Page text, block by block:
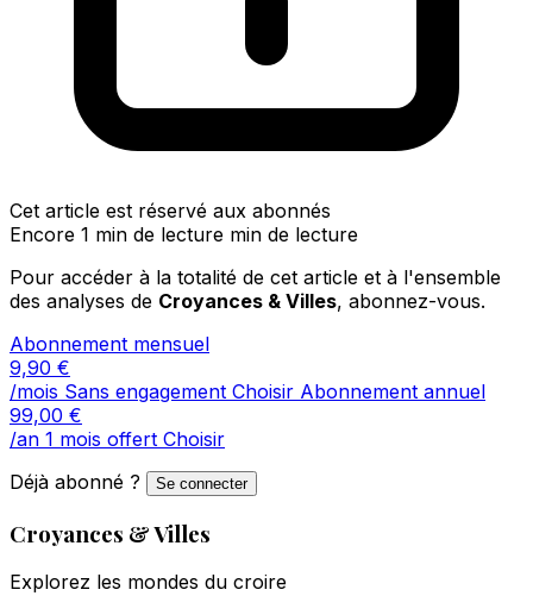
Cet article est réservé aux abonnés
Encore 1 min de lecture min de lecture
Pour accéder à la totalité de cet article et à l'ensemble
des analyses de Croyances & Villes, abonnez-vous.
Abonnement mensuel
9,90 €
/mois Sans engagement Choisir Abonnement annuel
99,00 €
/an 1 mois offert Choisir
Déjà abonné ?
Se connecter
Croyances & Villes
Explorez les mondes du croire